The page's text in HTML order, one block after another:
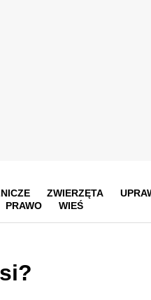
ZWIERZĘTA
PRAWO
WIEŚ